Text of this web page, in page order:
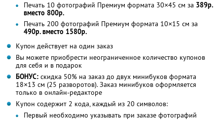
Печать 10 фотографий Премиум формата 30×45 см за 389р.
вместо 800р.
Печать 200 фотографий Премиум формата 10×15 см за
490р. вместо 1580р.
Купон действует на один заказ
Вы можете приобрести неограниченное количество купонов
для себя и в подарок
БОНУС: скидка 50% на заказ до двух минибуков формата
18×13 см (25 разворотов). Заказ минибуков оформляется
только в онлайн-редакторе
Купон содержит 2 кода, каждый из 20 символов:
Первый необходимо указывать при заказе фотографий